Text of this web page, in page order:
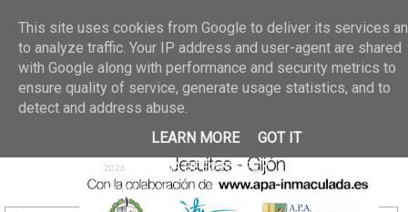
02 jun 2026
GALERIA DE FOTOS
30/05/2026
25 may 2026
GALERIA
DE FOTOS 23/05/2026
20 may
2026
GALERIA DE FOTOS
16/05/2026
DE FOTOS 09/05/2026
28 abr
2026
GALERIA DE FOTOS 25 Y
26/04/2026
This site uses cookies from Google to deliver its services
to analyze traffic. Your IP address and user-agent are shared
with Google along with performance and security metrics to
ensure quality of service, generate usage statistics, and to
detect and address abuse.
LEARN MORE
GOT IT